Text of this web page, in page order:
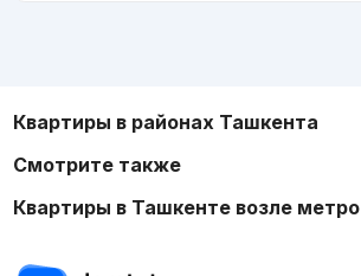
Квартиры в районах Ташкента
Смотрите также
Квартиры в Ташкенте возле метро